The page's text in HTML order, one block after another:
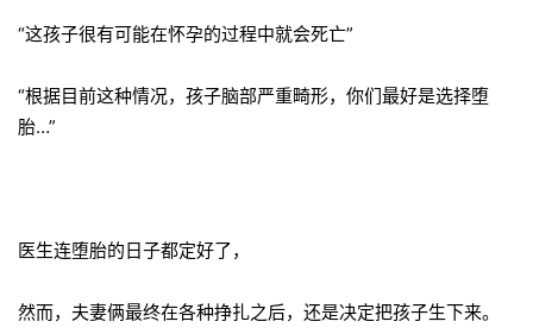
“这孩子很有可能在怀孕的过程中就会死亡”
“根据目前这种情况，孩子脑部严重畸形，你们最好是选择堕
胎…”
医生连堕胎的日子都定好了，
然而，夫妻俩最终在各种挣扎之后，还是决定把孩子生下来。